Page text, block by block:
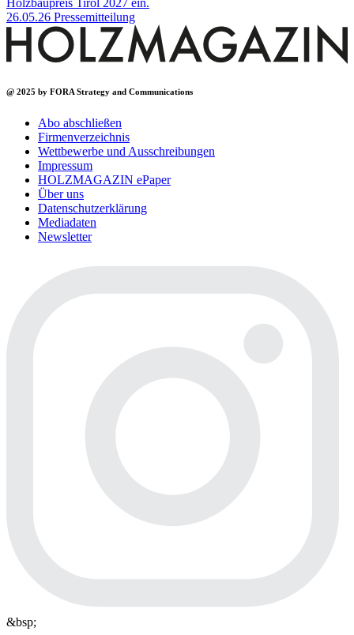
Holzbaupreis Tirol 2027 ein.
26.05.26 Pressemitteilung
@ 2025 by FORA Strategy and Communications
Abo abschließen
Firmenverzeichnis
Wettbewerbe und Ausschreibungen
Impressum
HOLZMAGAZIN ePaper
Über uns
Datenschutzerklärung
Mediadaten
Newsletter
&bsp;